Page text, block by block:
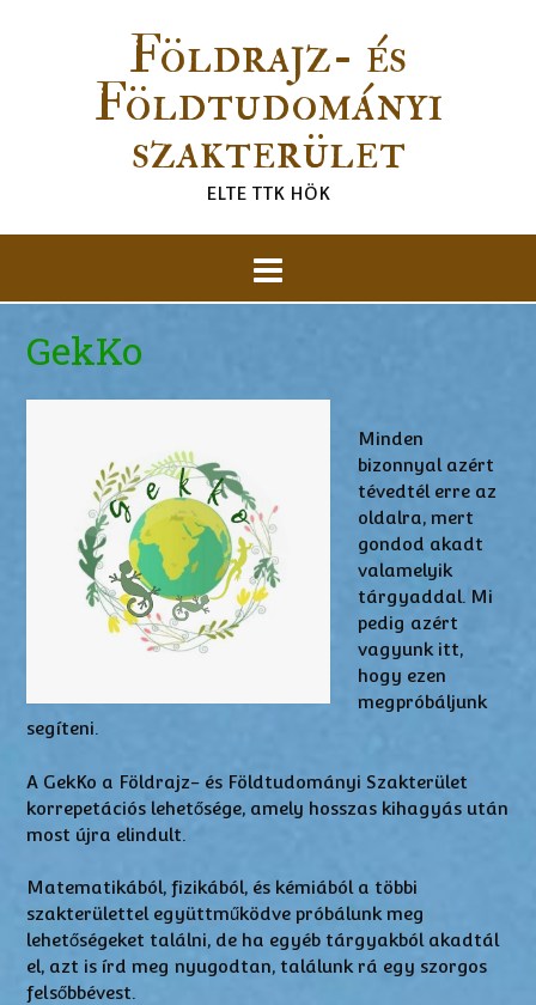
Földrajz- és
Földtudományi
szakterület
ELTE TTK HÖK
GekKo
Minden
bizonnyal azért
tévedtél erre az
oldalra, mert
gondod akadt
valamelyik
tárgyaddal. Mi
pedig azért
vagyunk itt,
hogy ezen
megpróbáljunk
segíteni.
A GekKo a Földrajz- és Földtudományi Szakterület
korrepetációs lehetősége, amely hosszas kihagyás után
most újra elindult.
Matematikából, fizikából, és kémiából a többi
szakterülettel együttműködve próbálunk meg
lehetőségeket találni, de ha egyéb tárgyakból akadtál
el, azt is írd meg nyugodtan, találunk rá egy szorgos
felsőbbévest.